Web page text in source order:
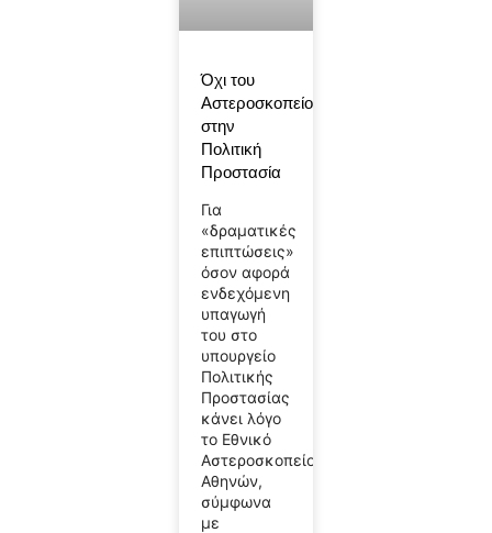
Όχι του
Αστεροσκοπείου
στην
Πολιτική
Προστασία
Για
«δραματικές
επιπτώσεις»
όσον αφορά
ενδεχόμενη
υπαγωγή
του στο
υπουργείο
Πολιτικής
Προστασίας
κάνει λόγο
το Εθνικό
Αστεροσκοπείο
Αθηνών,
σύμφωνα
με